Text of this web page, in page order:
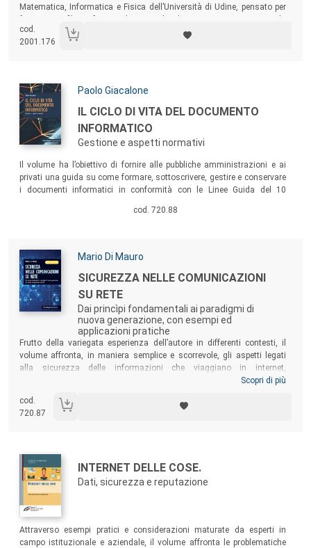
Matematica, Informatica e Fisica dell’Università di Udine, pensato per
sicurezza a 360 gradi. Il libro presenta alcuni contributi rappresentativi
di questo percorso disciplinare unico nel suo genere.
cod.
2001.176
Autori:
Paolo Giacalone
Titolo:
IL CICLO DI VITA DEL DOCUMENTO
INFORMATICO
Gestione e aspetti normativi
Il volume ha l’obiettivo di fornire alle pubbliche amministrazioni e ai
privati una guida su come formare, sottoscrivere, gestire e conservare
i documenti informatici in conformità con le Linee Guida del 10
introdotti dai recenti provvedimenti legislativi sul tema della
cod. 720.88
Autori:
Mario Di Mauro
Titolo:
SICUREZZA NELLE COMUNICAZIONI
SU RETE
Dai princìpi fondamentali ai paradigmi di
nuova generazione, con esempi ed
applicazioni pratiche
Sommario:
Frutto della variegata esperienza dell’autore in differenti contesti, il
volume affronta, in maniera semplice e scorrevole, gli aspetti legati
alla sicurezza delle informazioni che viaggiano in internet,
rivolgendosi così a professionisti, studenti, ricercatori e appassionati
reti fino ai paradigmi di nuova generazione ormai al centro della
programmazione comunitaria in ambito tecnologico.
Scopri di più
cod.
720.87
Autori:
Titolo:
INTERNET DELLE COSE.
Dati, sicurezza e reputazione
Sommario:
Attraverso esempi pratici e considerazioni maturate da esperti in
campo istituzionale e aziendale, il volume affronta le problematiche